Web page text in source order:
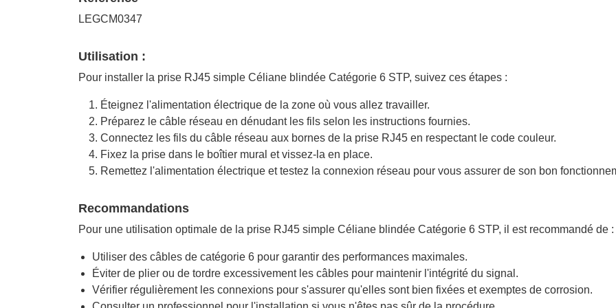
LEGCM0347
Utilisation :
Pour installer la prise RJ45 simple Céliane blindée Catégorie 6 STP, suivez ces étapes :
Éteignez l'alimentation électrique de la zone où vous allez travailler.
Préparez le câble réseau en dénudant les fils selon les instructions fournies.
Connectez les fils du câble réseau aux bornes de la prise RJ45 en respectant le code couleur.
Fixez la prise dans le boîtier mural et vissez-la en place.
Remettez l'alimentation électrique et testez la connexion réseau pour vous assurer de son bon
Recommandations
Pour une utilisation optimale de la prise RJ45 simple Céliane blindée Catégorie 6 STP, il est recommandé de :
Utiliser des câbles de catégorie 6 pour garantir des performances maximales.
Éviter de plier ou de tordre excessivement les câbles pour maintenir l'intégrité du signal.
Vérifier régulièrement les connexions pour s'assurer qu'elles sont bien fixées et exemptes de corrosion.